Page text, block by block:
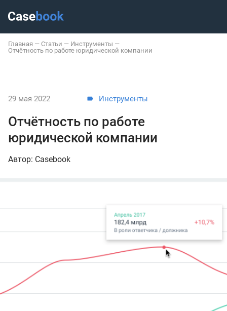
Главная — Статьи — Инструменты —
Отчётность по работе юридической компании
29 мая 2022 Инструменты
Отчётность по работе
юридической компании
Автор: Casebook